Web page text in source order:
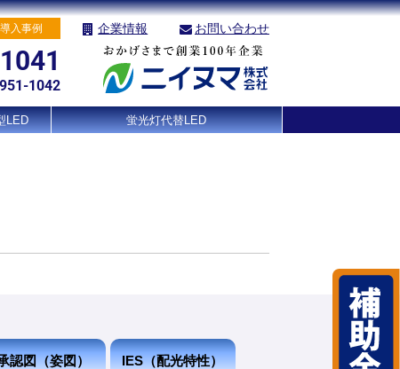
導入事例
1042
企業情報 お問い合わせ
LED 蛍光灯代替LED
認図（姿図） IES（配光特性）